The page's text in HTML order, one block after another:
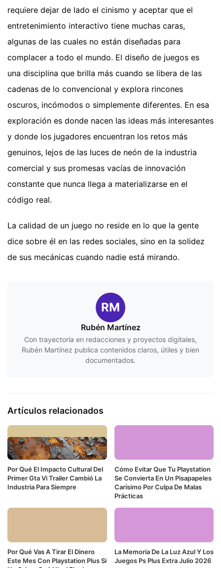
requiere dejar de lado el cinismo y aceptar que el
entretenimiento interactivo tiene muchas caras,
algunas de las cuales no están diseñadas para
complacer a todo el mundo. El diseño de juegos es
una disciplina que brilla más cuando se libera de las
cadenas de lo convencional y explora rincones
oscuros, incómodos o simplemente diferentes. En esa
exploración es donde nacen las ideas más interesantes
y donde los jugadores encuentran los retos más
genuinos, lejos de las luces de neón de la industria
comercial y sus promesas vacías de innovación
constante que nunca llega a materializarse en el
código real.
La calidad de un juego no reside en lo que la gente
dice sobre él en las redes sociales, sino en la solidez
de sus mecánicas cuando nadie está mirando.
RM
Rubén Martínez
Con trayectoria en redacciones y proyectos digitales,
Rubén Martínez publica contenidos claros, útiles y bien
documentados.
Artículos relacionados
Por Qué El Impacto Cultural Del
Primer Gta Vi Trailer Cambió La
Industria Para Siempre
Cómo Evitar Que Tu Playstation
Se Convierta En Un Pisapapeles
Carísimo Por Culpa De Malas
Prácticas
Por Qué Vas A Tirar El Dinero
Este Mes Con Playstation Plus Si
La Memoria De La Luz Azul Y Los
Juegos Ps Plus Extra Julio 2026